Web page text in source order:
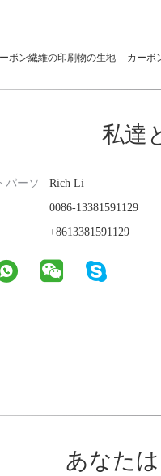
ボン繊維の印刷物の生地 カーボ
私達
パーソ
Rich Li
0086-13381591129
+8613381591129
あなた